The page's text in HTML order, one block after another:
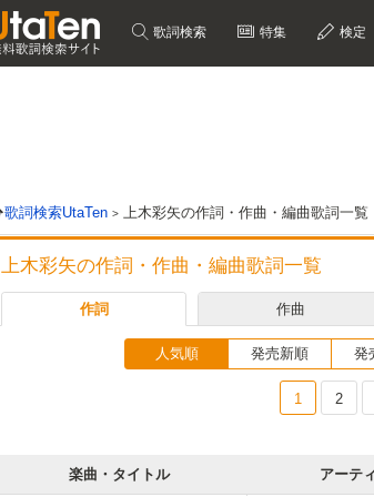
歌詞検索 特集 検定
歌詞検索UtaTen 上木彩矢の作詞・作曲・編曲歌詞一覧
上木彩矢の作詞・作曲・編曲歌詞一覧
作詞 作曲
人気順 発売新順 発
1 2
楽曲・タイトル アーテ